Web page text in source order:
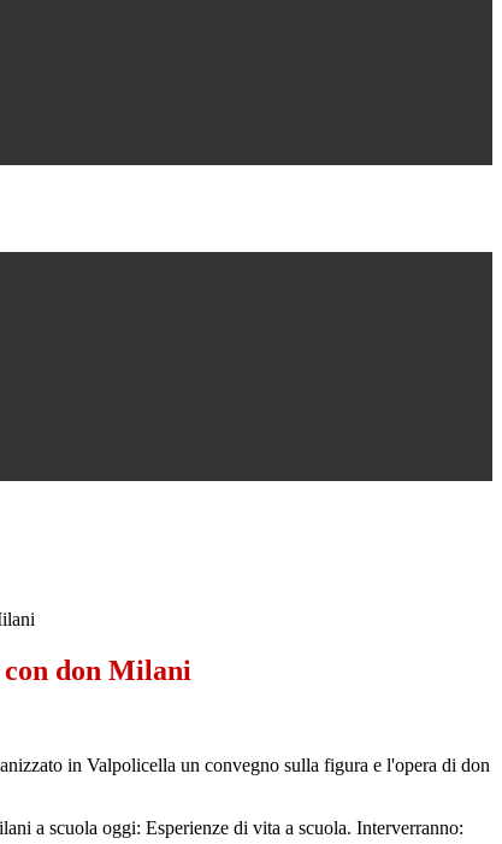
don Milani
in Valpolicella un convegno sulla figura e l'opera di don
a scuola oggi: Esperienze di vita a scuola. Interverranno: